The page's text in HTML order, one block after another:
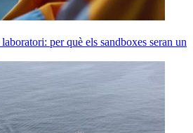
per què els sandboxes seran un